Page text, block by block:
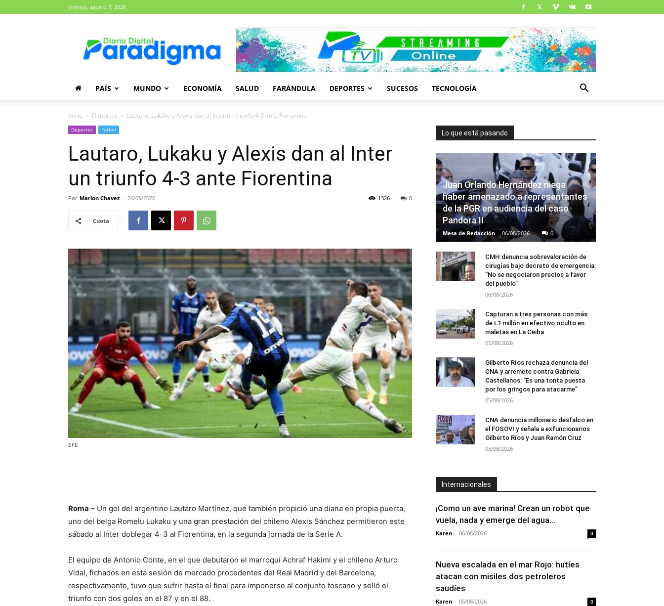
viernes, agosto 7, 2026
Paradigma
PAÍS MUNDO ECONOMÍA SALUD FARÁNDULA DEPORTES SUCESOS TECNOLOGÍA
Inicio Deportes Lautaro, Lukaku y Alexis dan al Inter un triunfo 4-3 ante Fiorentina
Deportes Fútbol
Lautaro, Lukaku y Alexis dan al Inter
un triunfo 4-3 ante Fiorentina
Por Marlon Chavez - 26/09/2020 0
1326
Cuota
EFE
Roma – Un gol del argentino Lautaro Martínez, que también propició una diana en propia puerta,
uno del belga Romelu Lukaku y una gran prestación del chileno Alexis Sánchez permitieron este
sábado al Inter doblegar 4-3 al Fiorentina, en la segunda jornada de la Serie A.
El equipo de Antonio Conte, en el que debutaron el marroquí Achraf Hakimi y el chileno Arturo
Vidal, fichados en esta sesión de mercado procedentes del Real Madrid y del Barcelona,
respectivamente, tuvo que sufrir hasta el final para imponerse al conjunto toscano y selló el
triunfo con dos goles en el 87 y en el 88.
Lo que está pasando
Juan Orlando Hernández niega
haber amenazado a representantes
de la PGR en audiencia del caso
Pandora II
Mesa de Redacción - 06/08/2026 0
CMH denuncia sobrevaloración de
cirugías bajo decreto de emergencia:
“No se negociaron precios a favor
del pueblo”
06/08/2026
Capturan a tres personas con más
de L1 millón en efectivo oculto en
maletas en La Ceiba
05/08/2026
Gilberto Ríos rechaza denuncia del
CNA y arremete contra Gabriela
Castellanos: “Es una tonta puesta
por los gringos para atacarme”
05/08/2026
CNA denuncia millonario desfalco en
el FOSOVI y señala a exfuncionarios
Gilberto Ríos y Juan Ramón Cruz
05/08/2026
Internacionales
¡Como un ave marina! Crean un robot que
vuela, nada y emerge del agua...
Karen - 06/08/2026 0
Nueva escalada en el mar Rojo: hutíes
atacan con misiles dos petroleros
saudíes
Karen - 05/08/2026 0